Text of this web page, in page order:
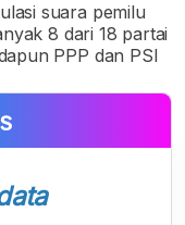
suara pemilu
8 dari 18 partai
PPP dan PSI